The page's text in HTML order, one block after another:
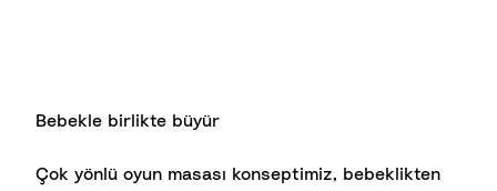
Bebekle birlikte büyür​
Çok yönlü oyun masası konseptimiz, bebeklikten